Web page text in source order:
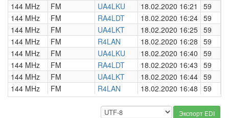
144 MHz
FM UA4LKU 18.02.2020 16:21 59
144 MHz
FM RA4LDT 18.02.2020 16:24 59
144 MHz
FM UA4LKT 18.02.2020 16:25 59
144 MHz
FM R4LAN 18.02.2020 16:28 59
144 MHz
FM UA4LKU 18.02.2020 16:40 59
144 MHz
FM RA4LDT 18.02.2020 16:43 59
144 MHz
FM UA4LKT 18.02.2020 16:44 59
144 MHz
FM R4LAN 18.02.2020 16:48 59
Экспорт EDI